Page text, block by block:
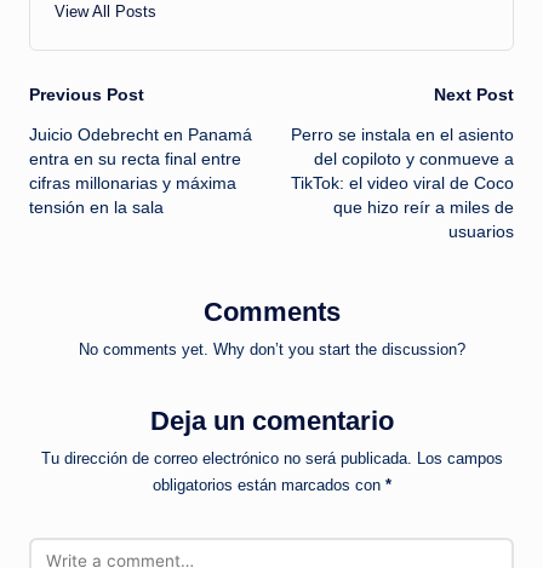
View All Posts
Post
navigation
Previous Post
Juicio Odebrecht en Panamá
entra en su recta final entre
cifras millonarias y máxima
tensión en la sala
Next Post
Perro se instala en el asiento
del copiloto y conmueve a
TikTok: el video viral de Coco
que hizo reír a miles de
usuarios
Comments
No comments yet. Why don’t you start the discussion?
Deja un comentario
Tu dirección de correo electrónico no será publicada.
Los campos
obligatorios están marcados con *